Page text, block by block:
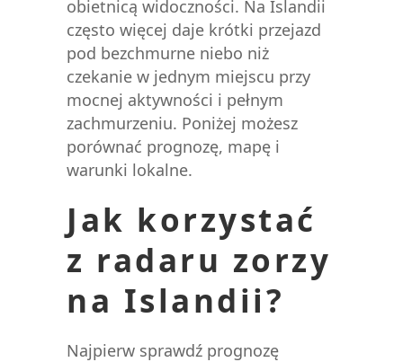
obietnicą widoczności. Na Islandii
często więcej daje krótki przejazd
pod bezchmurne niebo niż
czekanie w jednym miejscu przy
mocnej aktywności i pełnym
zachmurzeniu. Poniżej możesz
porównać prognozę, mapę i
warunki lokalne.
Jak korzystać
z radaru zorzy
na Islandii?
Najpierw sprawdź prognozę